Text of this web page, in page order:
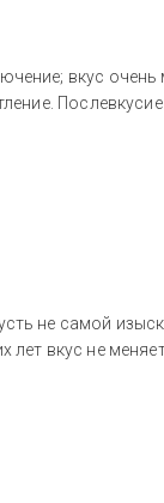
вкус очень
не самой
вкус не